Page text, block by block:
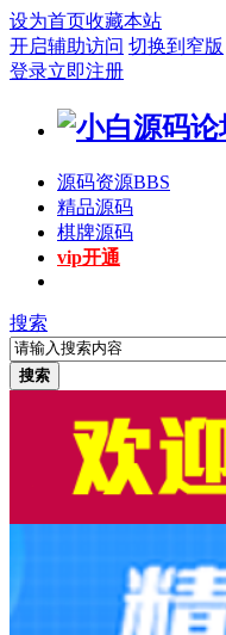
设为首页收藏本站
开启辅助访问 切换到窄版
登录立即注册
源码资源BBS
精品源码
棋牌源码
vip开通
搜索
搜索